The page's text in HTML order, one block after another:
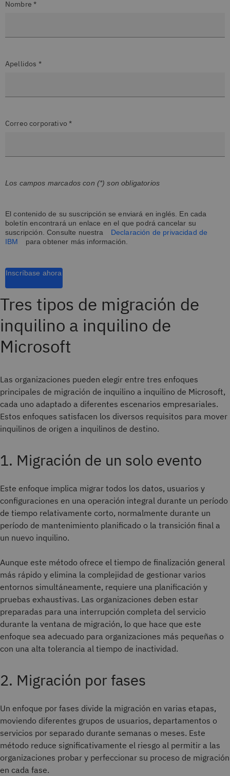
Nombre *
Apellidos *
Correo corporativo *
Los campos marcados con (*) son obligatorios
El contenido de su suscripción se enviará en inglés. En cada
boletín encontrará un enlace en el que podrá cancelar su
suscripción. Consulte nuestra
Declaración de privacidad de
IBM
para obtener más información.
Inscríbase ahora
Tres tipos de migración de
inquilino a inquilino de
Microsoft
Las organizaciones pueden elegir entre tres enfoques
principales de migración de inquilino a inquilino de Microsoft,
cada uno adaptado a diferentes escenarios empresariales.
Estos enfoques satisfacen los diversos requisitos para mover
inquilinos de origen a inquilinos de destino.
1. Migración de un solo evento
Este enfoque implica migrar todos los datos, usuarios y
configuraciones en una operación integral durante un período
de tiempo relativamente corto, normalmente durante un
período de mantenimiento planificado o la transición final a
un nuevo inquilino.
Aunque este método ofrece el tiempo de finalización general
más rápido y elimina la complejidad de gestionar varios
entornos simultáneamente, requiere una planificación y
pruebas exhaustivas. Las organizaciones deben estar
preparadas para una interrupción completa del servicio
durante la ventana de migración, lo que hace que este
enfoque sea adecuado para organizaciones más pequeñas o
con una alta tolerancia al tiempo de inactividad.
2. Migración por fases
Un enfoque por fases divide la migración en varias etapas,
moviendo diferentes grupos de usuarios, departamentos o
servicios por separado durante semanas o meses. Este
método reduce significativamente el riesgo al permitir a las
organizaciones probar y perfeccionar su proceso de migración
en cada fase.